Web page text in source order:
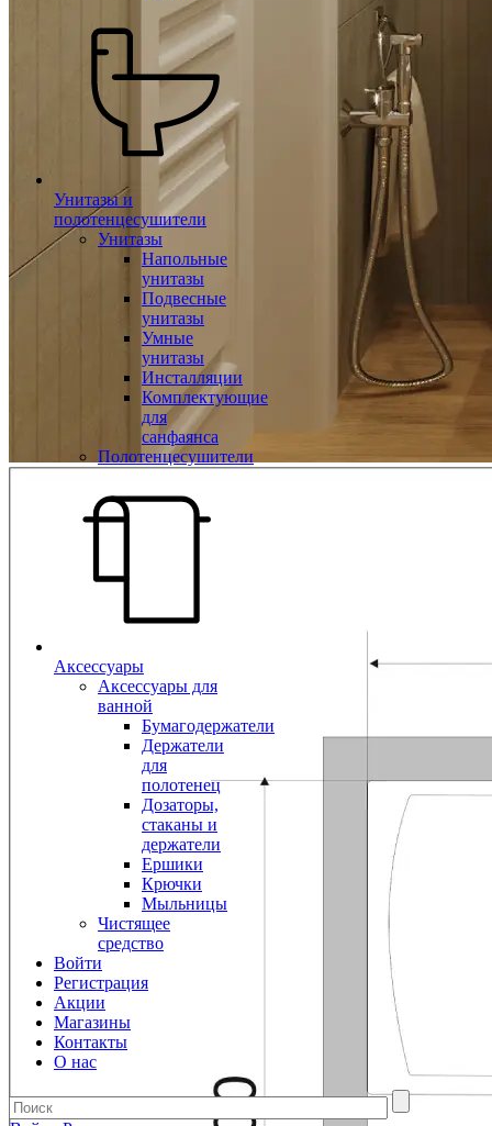
Унитазы и
полотенцесушители
Унитазы
Напольные
унитазы
Подвесные
унитазы
Умные
унитазы
Инсталляции
Комплектующие
для
санфаянса
Полотенцесушители
Аксессуары
Аксессуары для
ванной
Бумагодержатели
Держатели
для
полотенец
Дозаторы,
стаканы и
держатели
Ершики
Крючки
Мыльницы
Чистящее
средство
Войти
Регистрация
Акции
Магазины
Контакты
О нас